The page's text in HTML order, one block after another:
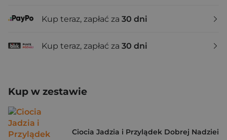
Kup teraz, zapłać za 30 dni
Kup teraz, zapłać za 30 dni
Kup w zestawie
Ciocia Jadzia i Przylądek Dobrej Nadziei